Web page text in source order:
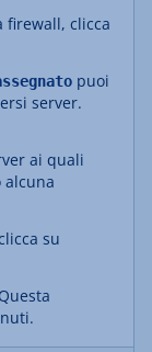
firewall, clicca
puoi
server.
ai quali
alcuna
su